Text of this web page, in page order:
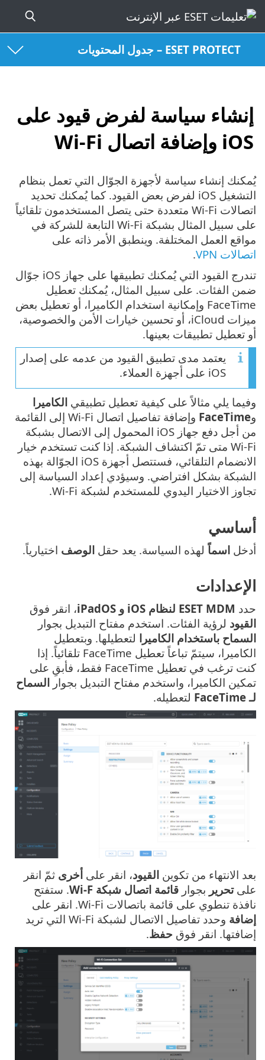
ESET PROTECT – جدول المحتويات
إنشاء سياسة لفرض قيود على
iOS وإضافة اتصال Wi-Fi
يُمكنك إنشاء سياسة لأجهزة الجوّال التي تعمل بنظام
التشغيل iOS لفرض بعض القيود. كما يُمكنك تحديد
اتصالات Wi-Fi متعددة حتى يتصل المستخدمون تلقائياً
على سبيل المثال بشبكة Wi-Fi التابعة للشركة في
مواقع العمل المختلفة. وينطبق الأمر ذاته على
اتصالات VPN
.
تندرج القيود التي يُمكنك تطبيقها على جهاز iOS جوّال
ضمن الفئات. على سبيل المثال، يُمكنك تعطيل
FaceTime وإمكانية استخدام الكاميرا، أو تعطيل بعض
ميزات iCloud، أو تحسين خيارات الأمن والخصوصية،
أو تعطيل تطبيقات بعينها.
يعتمد مدى تطبيق القيود من عدمه على إصدار
iOS على أجهزة العملاء.
وفيما يلي مثالاً على كيفية تعطيل تطبيقي الكاميرا
وFaceTime
وإضافة تفاصيل اتصال Wi-Fi إلى القائمة
من أجل دفع جهاز iOS المحمول إلى الاتصال بشبكة
Wi-Fi متى تمّ اكتشاف الشبكة. إذا كنت تستخدم خيار
الانضمام التلقائي، فستتصل أجهزة iOS الجوّالة بهذه
الشبكة بشكل افتراضي. وسيؤدي إعداد السياسة إلى
تجاوز الاختيار اليدوي للمستخدم لشبكة Wi-Fi.
أساسي
أدخل اسماً لهذه السياسة. يعد حقل الوصف اختيارياً.
الإعدادات
حدد ESET MDM لنظام iOS و iPadOS
، انقر فوق
القيود لرؤية الفئات. استخدم مفتاح التبديل بجوار
السماح باستخدام الكاميرا لتعطيلها. وبتعطيل
الكاميرا، سيتمّ تباعاً تعطيل FaceTime تلقائياً. إذا
كنت ترغب في تعطيل FaceTime فقط، فأبقِ على
تمكين الكاميرا، واستخدم مفتاح التبديل بجوار السماح
لـ FaceTime
لتعطيله.
بعد الانتهاء من تكوين القيود، انقر على أخرى ثمّ انقر
علىتحرير بجوار قائمة اتصال شبكة Wi-F
. ستفتح
نافذة تنطوي على قائمة باتصالات Wi-Fi. انقر على
إضافة
وحدد تفاصيل الاتصال لشبكة Wi-Fi التي تريد
إضافتها. انقر فوق ‎ حفظ.